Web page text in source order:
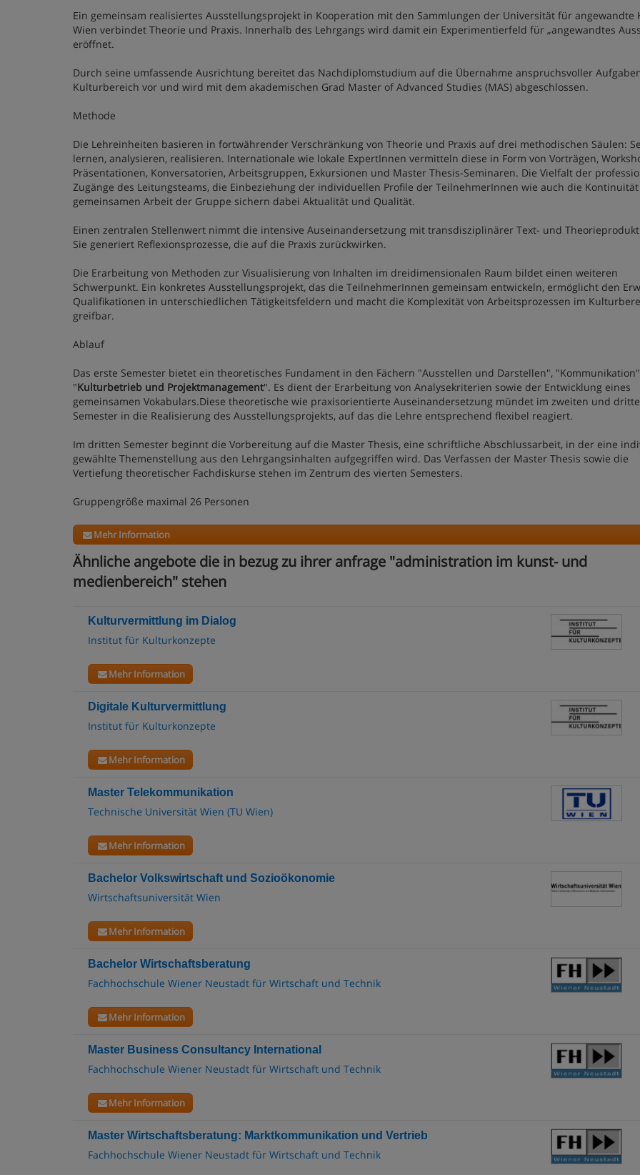
Ein gemeinsam realisiertes Ausstellungsprojekt in Kooperation mit den Sammlungen der Universität für angewandte
Wien verbindet Theorie und Praxis. Innerhalb des Lehrgangs wird damit ein Experimentierfeld für „angewandtes
eröffnet.
Durch seine umfassende Ausrichtung bereitet das Nachdiplomstudium auf die Übernahme anspruchsvoller
Kulturbereich vor und wird mit dem akademischen Grad Master of Advanced Studies (MAS) abgeschlossen.
Methode
Die Lehreinheiten basieren in fortwährender Verschränkung von Theorie und Praxis auf drei methodischen Säulen:
lernen, analysieren, realisieren. Internationale wie lokale ExpertInnen vermitteln diese in Form von Vorträgen,
Präsentationen, Konversatorien, Arbeitsgruppen, Exkursionen und Master Thesis-Seminaren. Die Vielfalt der
Zugänge des Leitungsteams, die Einbeziehung der individuellen Profile der TeilnehmerInnen wie auch die
gemeinsamen Arbeit der Gruppe sichern dabei Aktualität und Qualität.
Einen zentralen Stellenwert nimmt die intensive Auseinandersetzung mit transdisziplinärer Text- und
Sie generiert Reflexionsprozesse, die auf die Praxis zurückwirken.
Die Erarbeitung von Methoden zur Visualisierung von Inhalten im dreidimensionalen Raum bildet einen weiteren
Schwerpunkt. Ein konkretes Ausstellungsprojekt, das die TeilnehmerInnen gemeinsam entwickeln, ermöglicht den
Qualifikationen in unterschiedlichen Tätigkeitsfeldern und macht die Komplexität von Arbeitsprozessen im
greifbar.
Ablauf
Das erste Semester bietet ein theoretisches Fundament in den Fächern "Ausstellen und Darstellen",
"Kulturbetrieb und Projektmanagement". Es dient der Erarbeitung von Analysekriterien sowie der Entwicklung eines
gemeinsamen Vokabulars.Diese theoretische wie praxisorientierte Auseinandersetzung mündet im zweiten und
Semester in die Realisierung des Ausstellungsprojekts, auf das die Lehre entsprechend flexibel reagiert.
Im dritten Semester beginnt die Vorbereitung auf die Master Thesis, eine schriftliche Abschlussarbeit, in der eine
gewählte Themenstellung aus den Lehrgangsinhalten aufgegriffen wird. Das Verfassen der Master Thesis sowie die
Vertiefung theoretischer Fachdiskurse stehen im Zentrum des vierten Semesters.
Gruppengröße maximal 26 Personen
Mehr Information
Ähnliche angebote die in bezug zu ihrer anfrage "administration im kunst- und
medienbereich" stehen
Kulturvermittlung im Dialog
Institut für Kulturkonzepte
Mehr Information
Digitale Kulturvermittlung
Institut für Kulturkonzepte
Mehr Information
Master Telekommunikation
Technische Universität Wien (TU Wien)
Mehr Information
Bachelor Volkswirtschaft und Sozioökonomie
Wirtschaftsuniversität Wien
Mehr Information
Bachelor Wirtschaftsberatung
Fachhochschule Wiener Neustadt für Wirtschaft und Technik
Mehr Information
Master Business Consultancy International
Fachhochschule Wiener Neustadt für Wirtschaft und Technik
Mehr Information
Master Wirtschaftsberatung: Marktkommunikation und Vertrieb
Fachhochschule Wiener Neustadt für Wirtschaft und Technik